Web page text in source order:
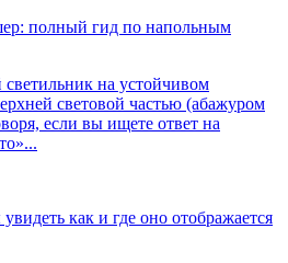
полный гид по напольным
на устойчивом
световой частью (абажуром
если вы ищете ответ на
как и где оно отображается